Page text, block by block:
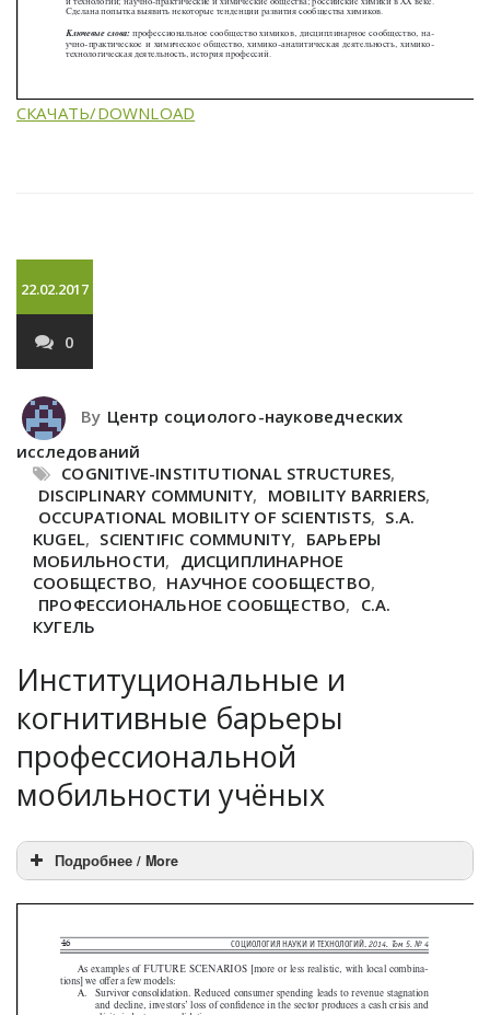
СКАЧАТЬ/DOWNLOAD
22.02.2017
0
By Центр социолого-науковедческих
исследований
COGNITIVE-INSTITUTIONAL STRUCTURES,
DISCIPLINARY COMMUNITY, MOBILITY BARRIERS,
OCCUPATIONAL MOBILITY OF SCIENTISTS, S.A.
KUGEL, SCIENTIFIC COMMUNITY, БАРЬЕРЫ
МОБИЛЬНОСТИ, ДИСЦИПЛИНАРНОЕ
СООБЩЕСТВО, НАУЧНОЕ СООБЩЕСТВО,
ПРОФЕССИОНАЛЬНОЕ СООБЩЕСТВО, С.А.
КУГЕЛЬ
Институциональные и
когнитивные барьеры
профессиональной
мобильности учёных
Подробнее / More